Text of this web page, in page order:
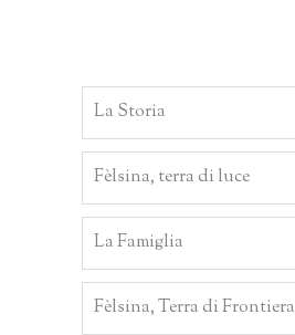
La Storia
Fèlsina, terra di luce
La Famiglia
Fèlsina, Terra di Frontiera